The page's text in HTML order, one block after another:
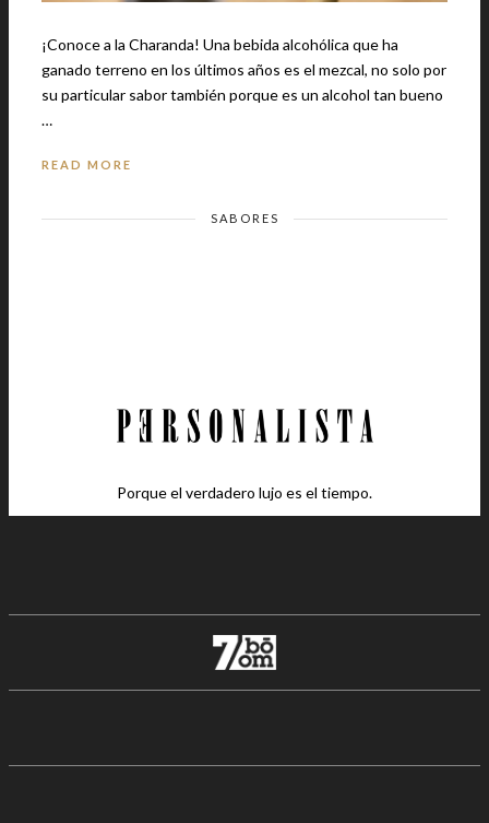
¡Conoce a la Charanda! Una bebida alcohólica que ha
ganado terreno en los últimos años es el mezcal, no solo por
su particular sabor también porque es un alcohol tan bueno
…
READ MORE
SABORES
Porque el verdadero lujo es el tiempo.